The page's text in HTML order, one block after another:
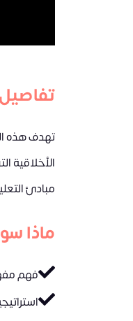
تهدف هذه
الأخلاقية
مبادئ
ماذا
فهم